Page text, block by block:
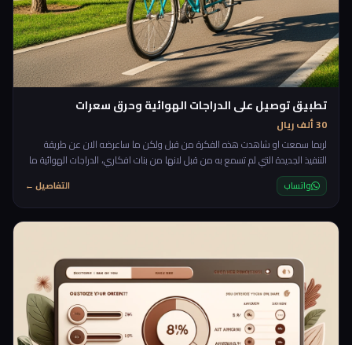
تطبيق توصيل على الدراجات الهوائية وحرق سعرات
30 ألف ريال
لربما سمعت او شاهدت هذه الفكرة من قبل ولكن ما ساعرضه الان عن طريقة
التنفيذ الجديدة التي لم تسمع به من قبل لانها من بنات افكاري، الدراجات الهوائية ما
يميزها انها متعبة وتحتاج لصرف طاقة وسعرات وقد يفقد الذي يعمل على التوصيل
باستخدام الدراجات الهوائية 1 كيلو في الاسبوع من وزنه ولربما اكثر او اقل! وهنا بيت
القصيد سنضرب عصفورين بحجر واحد من خلال توفير بديل مدفوع للنادي الرياضي،
يعني الشخص الي يعمل مع ا
واتساب التفاصيل ←